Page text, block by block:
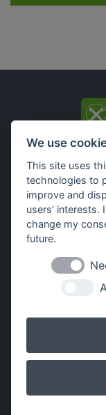
Impressum
Raiffeisen
We use
This site uses
technologies to
improve and
users' interests.
change my
future.